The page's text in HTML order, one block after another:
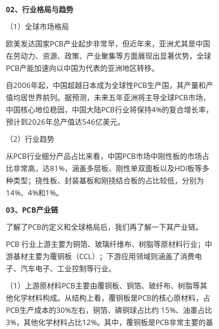
02、行业格局与趋势
（1）全球市场格局
欧美发达国家PCB产业起步非常早，但近年来，亚洲尤其是中国
在劳动力、资源、政策、产业聚集等方面展现出显著优势，全球
PCB产能加速向以中国为代表的亚洲地区转移。
自2006年起，中国超越日本成为全球性PCB生产国，其产量和产
值均居世界前列。据预测，未来五年亚洲将主导全球PCB市场，
中国核心地位稳固，中国大陆PCB行业将保持4%的复合增长率，
预计到2026年总产值达546亿美元。
（2）行业趋势
从PCB行业细分产品占比来看，中国PCB市场中刚性板的市场占
比非常高，达81%，涵盖多层板、刚性单双面板以及HDI板等多
种类型；挠性板、封装基板和刚挠结合板的占比较低，分别为
14%、4%和1%。
03、PCB产业链
了解了PCB的定义和全球格局后，我们再了解一下其产业链。
PCB 行业上游主要为铜箔、玻璃纤维布、树脂等原材料行业；中
游基材主要为覆铜板（CCL）；下游应用领域则涵盖了消费电
子、汽车电子、工业控制等行业。
（1）上游原材料PCB主要由覆铜板、铜箔、玻纤布、树脂等其
他化学材料构成。从结构上看，覆铜板是PCB的核心原材料，占
PCB生产成本的30%左右，铜箔、磷铜球占比约 15%、油墨占比
3%，其他化学材料占比12%。其中，覆铜板是PCB非常主要的基